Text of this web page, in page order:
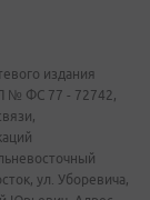
издания
№ ФС 77 - 72742,
ул. Уборевича,